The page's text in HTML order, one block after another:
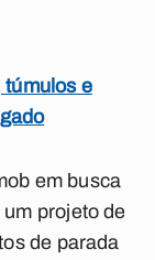
túmulos e
em busca
projeto de
de parada